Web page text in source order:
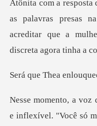
presas
acreditar que a
Thea enlo